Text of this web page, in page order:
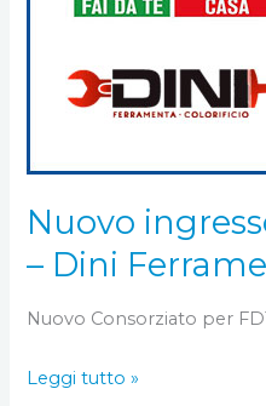
Nuovo
– Dini
Nuovo Consorziato per
Ferramenta
Leggi tutto »